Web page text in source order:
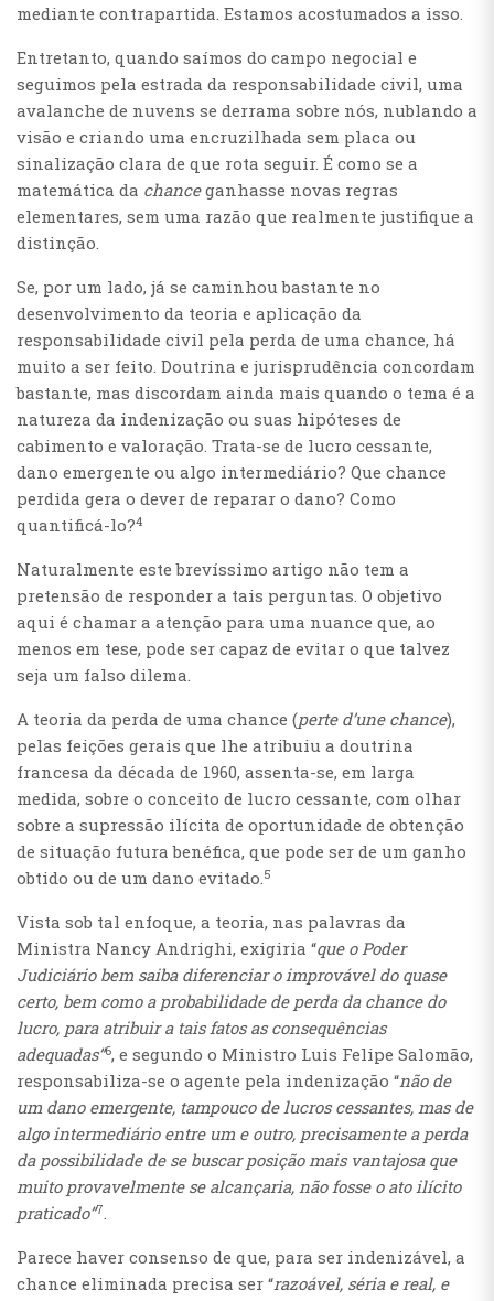
mediante contrapartida. Estamos acostumados a isso.
Entretanto, quando saímos do campo negocial e
seguimos pela estrada da responsabilidade civil, uma
avalanche de nuvens se derrama sobre nós, nublando a
visão e criando uma encruzilhada sem placa ou
sinalização clara de que rota seguir. É como se a
matemática da chanceganhasse novas regras
elementares, sem uma razão que realmente justifique a
distinção.
Se, por um lado, já se caminhou bastante no
desenvolvimento da teoria e aplicação da
responsabilidade civil pela perda de uma chance, há
muito a ser feito. Doutrina e jurisprudência concordam
bastante, mas discordam ainda mais quando o tema é a
natureza da indenização ou suas hipóteses de
cabimento e valoração. Trata-se de lucro cessante,
dano emergente ou algo intermediário? Que chance
perdida gera o dever de reparar o dano? Como
quantificá-lo?4
Naturalmente este brevíssimo artigo não tem a
pretensão de responder a tais perguntas. O objetivo
aqui é chamar a atenção para uma nuance que, ao
menos em tese, pode ser capaz de evitar o que talvez
seja um falso dilema.
A teoria da perda de uma chance (perte d’une chance),
pelas feições gerais que lhe atribuiu a doutrina
francesa da década de 1960, assenta-se, em larga
medida, sobre o conceito de lucro cessante, com olhar
sobre a supressão ilícita de oportunidade de obtenção
de situação futura benéfica, que pode ser de um ganho
obtido ou de um dano evitado.5
Vista sob tal enfoque, a teoria, nas palavras da
Ministra Nancy Andrighi, exigiria “que o Poder
Judiciário bem saiba diferenciar o improvável do quase
certo, bem como a probabilidade de perda da chance do
lucro, para atribuir a tais fatos as consequências
adequadas”6, e segundo o Ministro Luis Felipe Salomão,
responsabiliza-se o agente pela indenização “não de
um dano emergente, tampouco de lucros cessantes, mas de
algo intermediário entre um e outro, precisamente a perda
da possibilidade de se buscar posição mais vantajosa que
muito provavelmente se alcançaria, não fosse o ato ilícito
praticado”7.
Parece haver consenso de que, para ser indenizável, a
chance eliminada precisa ser “razoável, séria e real, e